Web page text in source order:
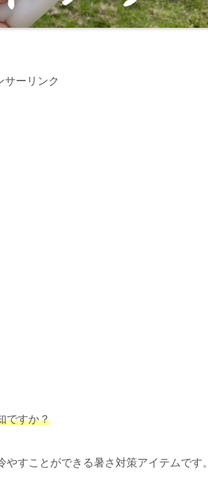
サーリンク
ですか？
すことができる暑さ対策アイテムです。